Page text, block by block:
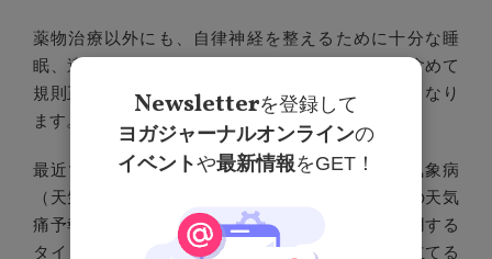
薬物治療以外にも、自律神経を整えるために十分な睡
眠、適度な運動、バランスの良い食事摂取などを含めて
規則正しい日常生活を送ることが重要なポイントとなり
ます。
最近では、全国の地域毎に気圧の変化などから気象病
（天気痛）の発症リスクを提示してくれる「全国の天気
痛予報」といった専用アプリを入手して、薬を服用する
タイミング、旅行の日程調整などにも活用して役立てる
Newsletterを登録して
ヨガジャーナルオンラインの
イベントや最新情報をGET！